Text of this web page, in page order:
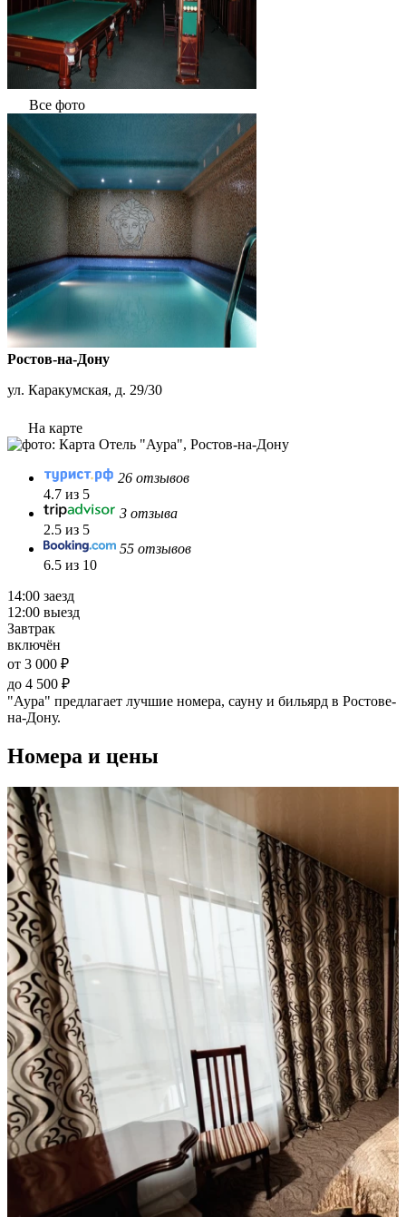
Все фото
Ростов-на-Дону
ул. Каракумская, д. 29/30
На карте
26 отзывов
4.7 из 5
3 отзыва
2.5 из 5
55 отзывов
6.5 из 10
14:00 заезд
12:00 выезд
Завтрак
включён
от 3 000 ₽
до 4 500 ₽
"Аура" предлагает лучшие номера, сауну и бильярд в Ростове-
на-Дону.
Номера и цены